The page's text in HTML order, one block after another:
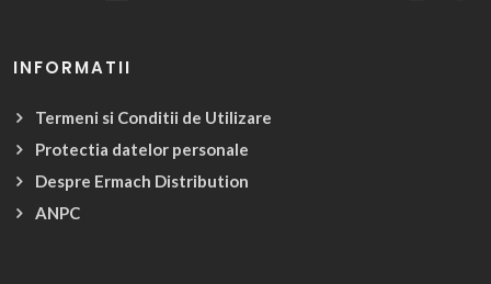
INFORMATII
Termeni si Conditii de Utilizare
Protectia datelor personale
Despre Ermach Distribution
ANPC